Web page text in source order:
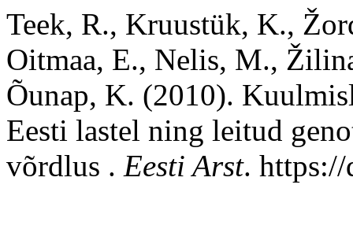
Teek, R., Kruustük, K.,
Oitmaa, E., Nelis, M.,
Õunap, K. (2010).
Eesti lastel ning leitud
võrdlus . Eesti Arst.